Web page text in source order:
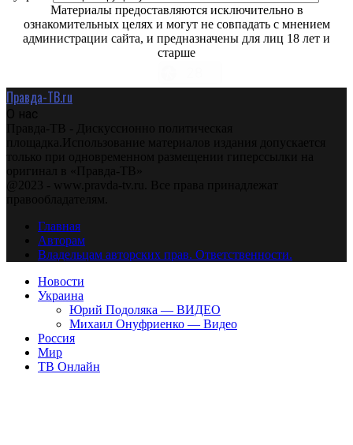
Материалы предоставляются исключительно в
ознакомительных целях и могут не совпадать с мнением
администрации сайта, и предназначены для лиц 18 лет и
старше
Правда-ТВ.ru
О нас
Правда-ТВ - Дискуссионно политическая
площадка.Использование материалов издания допускается
только при одновременном размещении гиперссылки на
оригинал в «Правда-ТВ»
@2023 - www.pravda-tv.ru. Все права принадлежат
правообладателям.
Главная
Авторам
Владельцам авторских прав. Ответственности.
Новости
Украина
Юрий Подоляка — ВИДЕО
Михаил Онуфриенко — Видео
Россия
Мир
ТВ Онлайн